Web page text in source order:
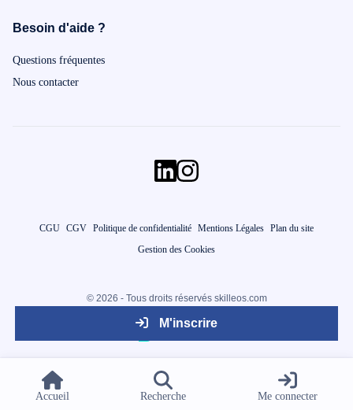
Accueil Recherche Me connecter
M'inscrire
Besoin d'aide ?
Questions fréquentes
Nous contacter
CGU CGV Politique de confidentialité Mentions Légales Plan du site
Gestion des Cookies
© 2026 - Tous droits réservés skilleos.com